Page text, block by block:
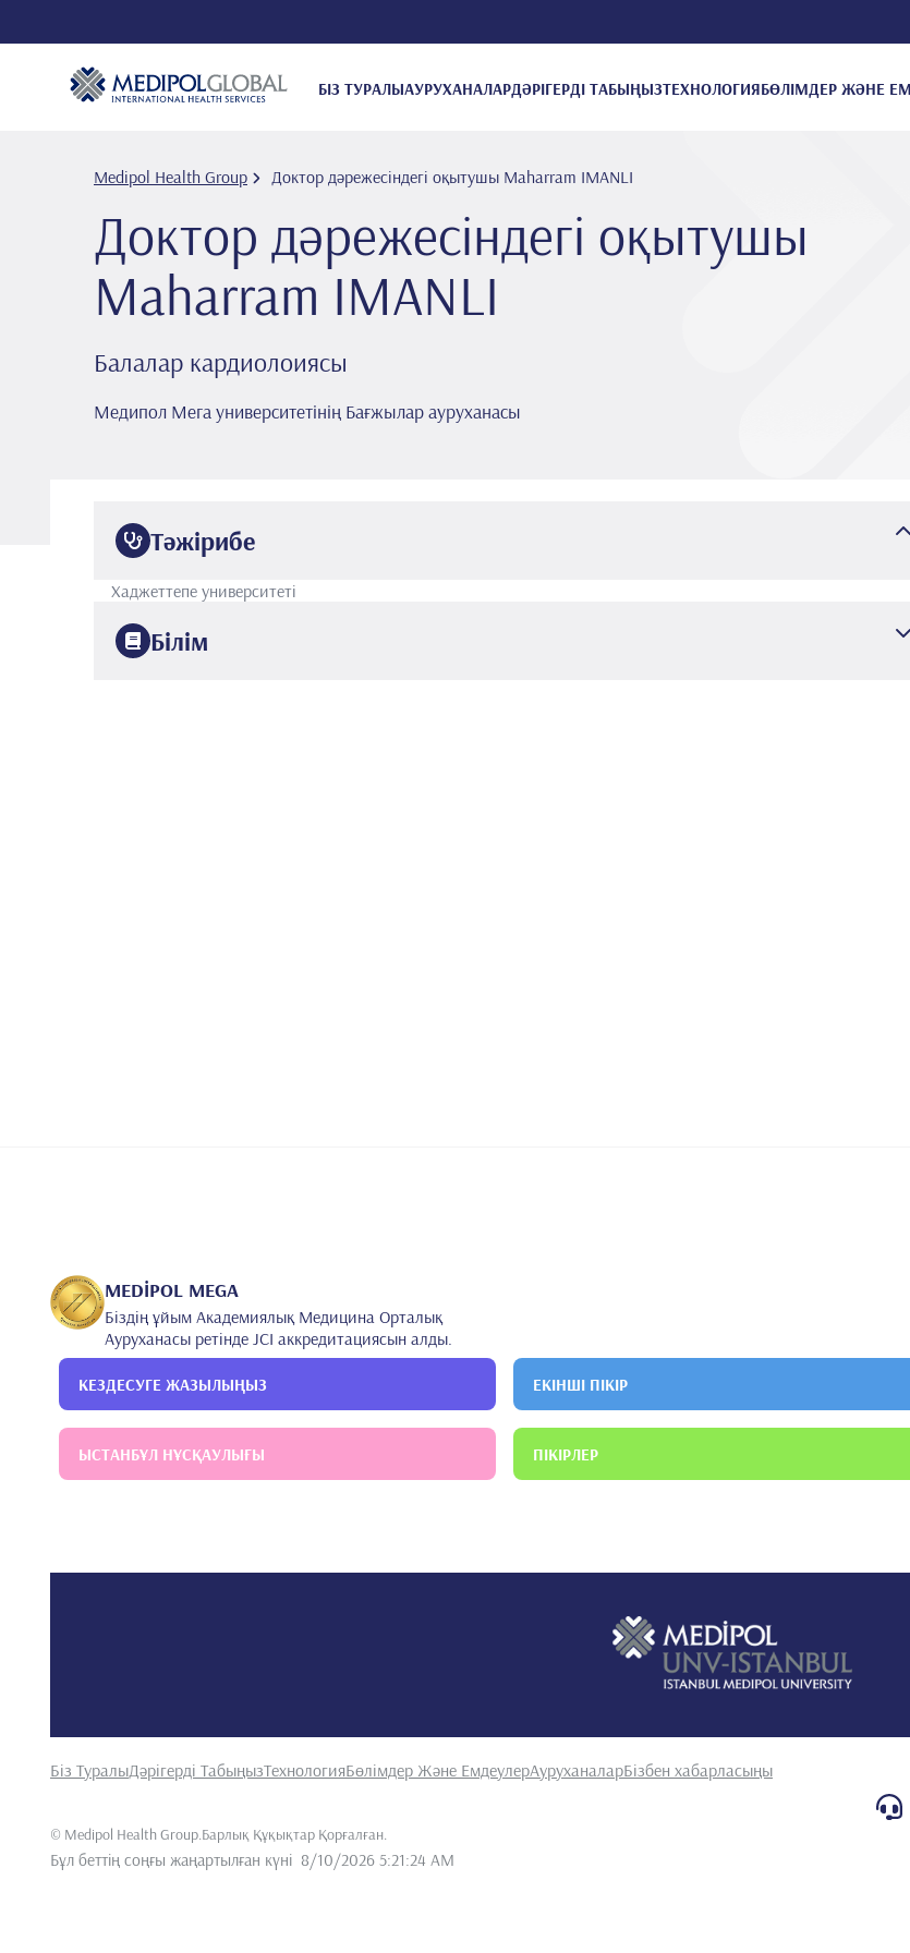
БІЗ ТУРАЛЫАУРУХАНАЛАРДӘРІГЕРДІ ТАБЫҢЫЗТЕХНОЛОГИЯ
Medipol Health Group Доктор дәрежесіндегі оқытушы Maharram IMANLI
Доктор дәрежесіндегі оқытушы
Maharram IMANLI
Балалар кардиолоиясы
Медипол Мега университетінің Бағжылар ауруханасы
Тәжірибе
Хаджеттепе университеті
Білім
MEDİPOL MEGA
Біздің ұйым Академиялық Медицина Орталық
Ауруханасы ретінде JCI аккредитациясын алды.
КЕЗДЕСУГЕ ЖАЗЫЛЫҢЫЗ ЕКІНШІ ПІКІР
ЫСТАНБҰЛ НҰСҚАУЛЫҒЫ ПІКІРЛЕР
Біз ТуралыДәрігерді ТабыңызТехнологияБөлімдер Және ЕмдеулерАуруханаларБізбен хабарласыңы
© Medipol Health Group.Барлық Құқықтар Қорғалған.
Бұл беттің соңғы жаңартылған күні 8/10/2026 5:21:24 AM